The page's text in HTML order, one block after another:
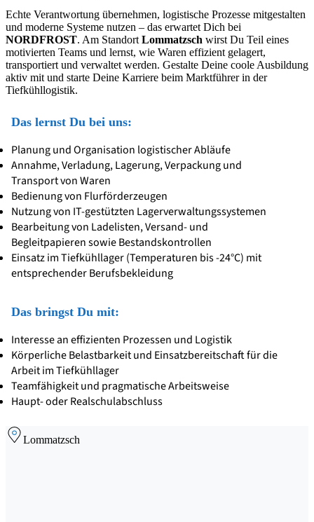
Echte Verantwortung übernehmen, logistische Prozesse mitgestalten
und moderne Systeme nutzen – das erwartet Dich bei
NORDFROST. Am Standort Lommatzsch wirst Du Teil eines
motivierten Teams und lernst, wie Waren effizient gelagert,
transportiert und verwaltet werden. Gestalte Deine coole Ausbildung
aktiv mit und starte Deine Karriere beim Marktführer in der
Tiefkühllogistik.
Das lernst Du bei uns:
Planung und Organisation logistischer Abläufe
Annahme, Verladung, Lagerung, Verpackung und
Transport von Waren
Bedienung von Flurförderzeugen
Nutzung von IT-gestützten Lagerverwaltungssystemen
Bearbeitung von Ladelisten, Versand- und
Begleitpapieren sowie Bestandskontrollen
Einsatz im Tiefkühllager (Temperaturen bis -24°C) mit
entsprechender Berufsbekleidung
Das bringst Du mit:
Interesse an effizienten Prozessen und Logistik
Körperliche Belastbarkeit und Einsatzbereitschaft für die
Arbeit im Tiefkühllager
Teamfähigkeit und pragmatische Arbeitsweise
Haupt- oder Realschulabschluss
Lommatzsch